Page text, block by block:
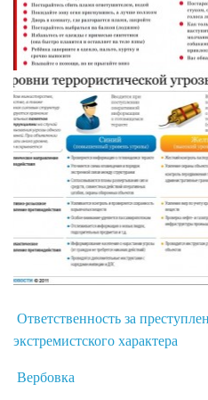
Ответственность за
экстремистского характера
Вербовка